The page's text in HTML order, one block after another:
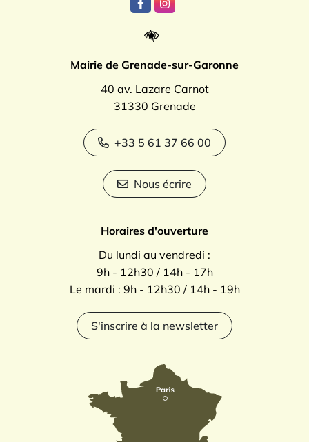
Lien vers le compte Facebook
Lien vers le compte
Mairie de Grenade-sur-Garonne
40 av. Lazare Carnot
31330 Grenade
+33 5 61 37 66 00
Nous écrire
Horaires d'ouverture
Du lundi au vendredi :
9h - 12h30 / 14h - 17h
Le mardi : 9h - 12h30 / 14h - 19h
S'inscrire à la newsletter